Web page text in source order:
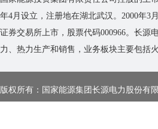
年4月设立，注册地在湖北武汉。2000年3
证券交易所上市，股票代码000966。长源
力、热力生产和销售，业务板块主要包括
版权所有：国家能源集团长源电力股份有